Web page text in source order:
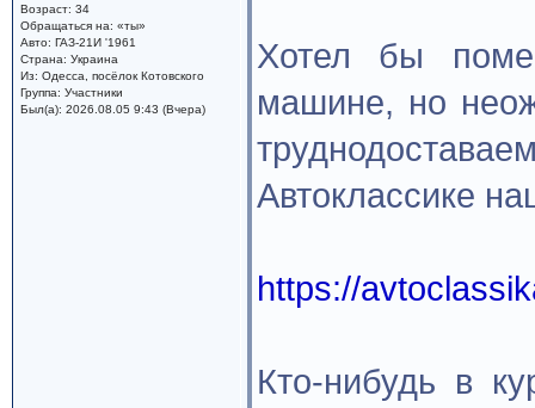
Возраст: 34
Обращаться на: «ты»
Авто: ГАЗ-21И '1961
Страна: Украина
Из: Одесса, посёлок Котовского
Группа: Участники
Был(а): 2026.08.05 9:43 (Вчера)
Хотел бы
машине, но
Автоклассике
https://
Кто-нибудь в